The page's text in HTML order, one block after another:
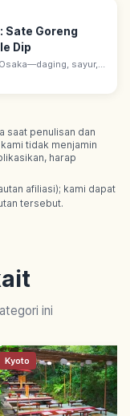
Sate Goreng
Dip
sayur,
renyah.
saat penulisan dan
tidak menjamin
harap
afiliasi); kami dapat
tersebut.
ini
Kyoto